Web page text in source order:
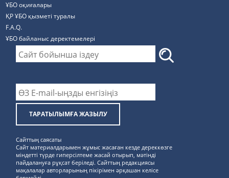
ҰБО оқиғалары
ҚР ҰБО қызметі туралы
F.A.Q.
ҰБО байланыс деректемелерi
ТАРАТЫЛЫМҒА ЖАЗЫЛУ
Сайттың саясаты
Сайт материалдарымен жұмыс жасаған кезде дереккөзге
міндетті түрде гиперсілтеме жасай отырып, мәтінді
пайдалануға рұқсат беріледі. Сайттың редакциясы
мақалалар авторларының пікірімен әрқашан келісе